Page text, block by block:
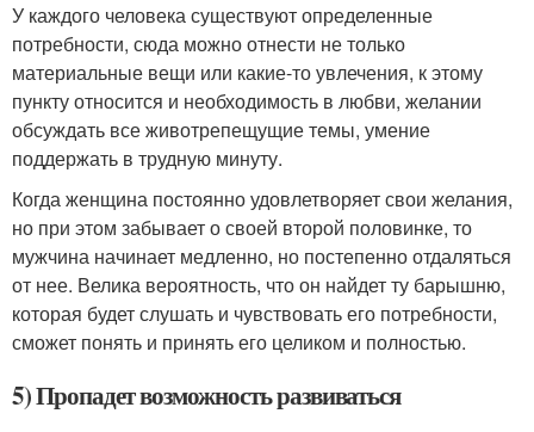
У каждого человека существуют определенные
потребности, сюда можно отнести не только
материальные вещи или какие-то увлечения, к этому
пункту относится и необходимость в любви, желании
обсуждать все животрепещущие темы, умение
поддержать в трудную минуту.
Когда женщина постоянно удовлетворяет свои желания,
но при этом забывает о своей второй половинке, то
мужчина начинает медленно, но постепенно отдаляться
от нее. Велика вероятность, что он найдет ту барышню,
которая будет слушать и чувствовать его потребности,
сможет понять и принять его целиком и полностью.
5) Пропадет возможность развиваться